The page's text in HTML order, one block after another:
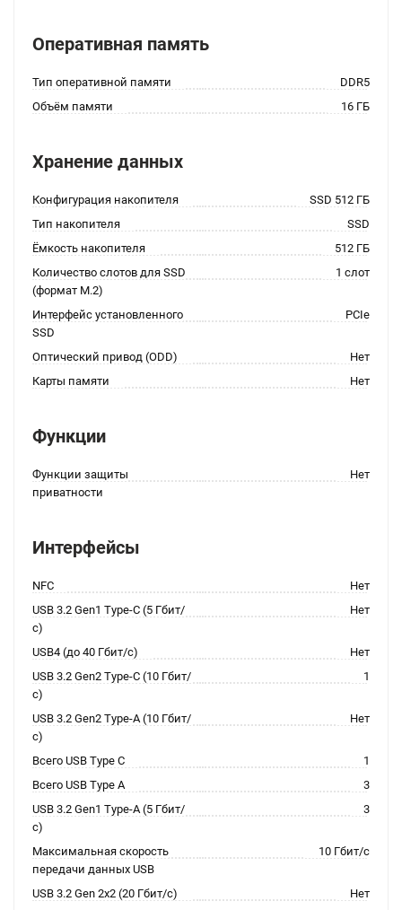
Оперативная память
Тип оперативной памяти
DDR5
Объём памяти
16 ГБ
Хранение данных
Конфигурация накопителя
SSD 512 ГБ
Тип накопителя
SSD
Ёмкость накопителя
512 ГБ
Количество слотов для SSD
(формат M.2)
1 слот
Интерфейс установленного
SSD
PCIe
Оптический привод (ODD)
Нет
Карты памяти
Нет
Функции
Функции защиты
приватности
Нет
Интерфейсы
NFC
Нет
USB 3.2 Gen1 Type-C (5 Гбит/
с)
Нет
USB4 (до 40 Гбит/с)
Нет
USB 3.2 Gen2 Type-C (10 Гбит/
с)
1
USB 3.2 Gen2 Type-A (10 Гбит/
с)
Нет
Всего USB Type C
1
Всего USB Type A
3
USB 3.2 Gen1 Type-A (5 Гбит/
с)
3
Максимальная скорость
передачи данных USB
10 Гбит/с
USB 3.2 Gen 2x2 (20 Гбит/с)
Нет